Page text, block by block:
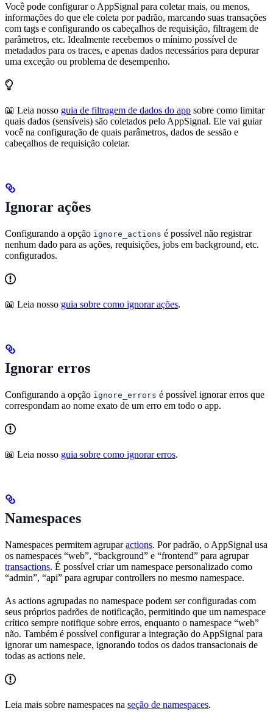
Você pode configurar o AppSignal para coletar mais, ou menos,
informações do que ele coleta por padrão, marcando suas transações
com tags e configurando os cabeçalhos de requisição, filtragem de
parâmetros, etc. Idealmente recebemos o mínimo possível de
metadados para os traces, e apenas dados necessários para depurar
uma exceção ou problema de desempenho.
📖 Leia nosso guia de filtragem de dados do app sobre como limitar
quais dados (sensíveis) são coletados pelo AppSignal. Ele vai guiar
você na configuração de quais parâmetros, dados de sessão e
cabeçalhos de requisição coletar.
Ignorar ações
Configurando a opção ignore_actions é possível não registrar
nenhum dado para as ações, requisições, jobs em background, etc.
configurados.
📖 Leia nosso guia sobre como ignorar ações.
Ignorar erros
Configurando a opção ignore_errors é possível ignorar erros que
correspondam ao nome exato de um erro em todo o app.
📖 Leia nosso guia sobre como ignorar erros.
Namespaces
Namespaces permitem agruparactions. Por padrão, o AppSignal usa
os namespaces “web”, “background” e “frontend” para agrupar
transactions. É possível criar um namespace personalizado como
“admin”, “api” para agrupar controllers no mesmo namespace.
As actions agrupadas no namespace podem ser configuradas com
seus próprios padrões de notificação, permitindo que um namespace
crítico sempre notifique sobre erros, enquanto o namespace “web”
não. Também é possível configurar a integração do AppSignal para
ignorar um namespace, ignorando todos os dados transacionais de
todas as actions nele.
Leia mais sobre namespaces na seção de namespaces.